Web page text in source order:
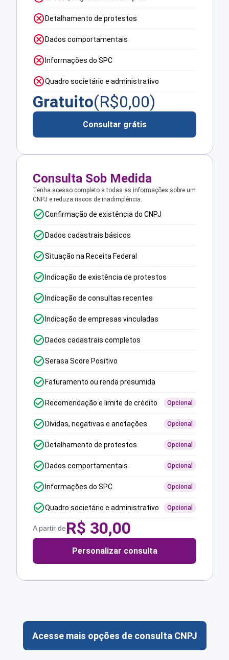
Detalhamento de protestos
Dados comportamentais
Informações do SPC
Quadro societário e administrativo
Gratuito(R$0,00)
Consultar grátis
Consulta Sob Medida
Tenha acesso completo a todas as informações sobre um
CNPJ e reduza riscos de inadimplência.
Confirmação de existência do CNPJ
Dados cadastrais básicos
Situação na Receita Federal
Indicação de existência de protestos
Indicação de consultas recentes
Indicação de empresas vinculadas
Dados cadastrais completos
Serasa Score Positivo
Faturamento ou renda presumida
Recomendação e limite de crédito Opcional
Dívidas, negativas e anotações Opcional
Detalhamento de protestos Opcional
Dados comportamentais Opcional
Informações do SPC Opcional
Quadro societário e administrativo Opcional
A partir deR$ 30,00
Personalizar consulta
Acesse mais opções de consulta CNPJ